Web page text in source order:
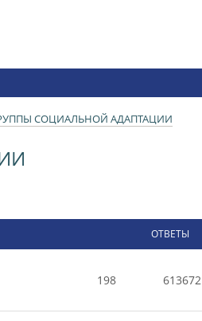
СОЦИАЛЬНОЙ АДАПТАЦИИ
ОТВЕТЫ
198 613672